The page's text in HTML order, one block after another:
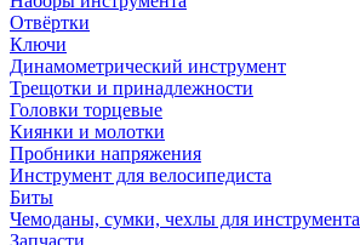
Отвёртки
Ключи
Динамометрический инструмент
Трещотки и принадлежности
Головки торцевые
Киянки и молотки
Пробники напряжения
Инструмент для велосипедиста
Биты
Чемоданы, сумки, чехлы для инструмента
Запчасти